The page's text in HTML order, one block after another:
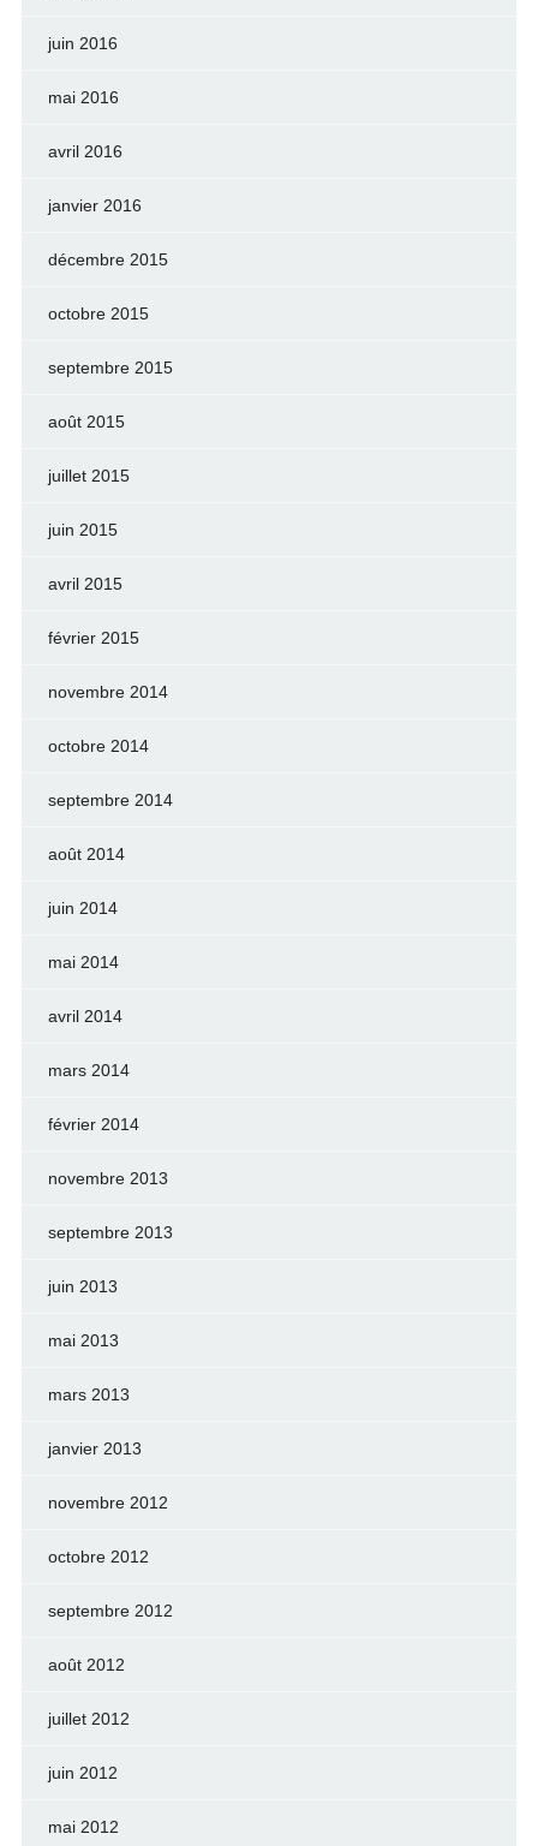
juin 2016
mai 2016
avril 2016
janvier 2016
décembre 2015
octobre 2015
septembre 2015
août 2015
juillet 2015
juin 2015
avril 2015
février 2015
novembre 2014
octobre 2014
septembre 2014
août 2014
juin 2014
mai 2014
avril 2014
mars 2014
février 2014
novembre 2013
septembre 2013
juin 2013
mai 2013
mars 2013
janvier 2013
novembre 2012
octobre 2012
septembre 2012
août 2012
juillet 2012
juin 2012
mai 2012